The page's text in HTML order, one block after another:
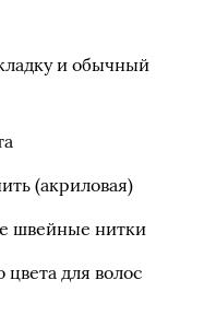
и обычный
(акриловая)
швейные нитки
для волос